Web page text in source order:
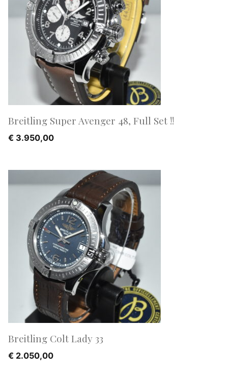
Breitling Super Avenger 48, Full Set !!
€ 3.950,00
Breitling Colt Lady 33
€ 2.050,00